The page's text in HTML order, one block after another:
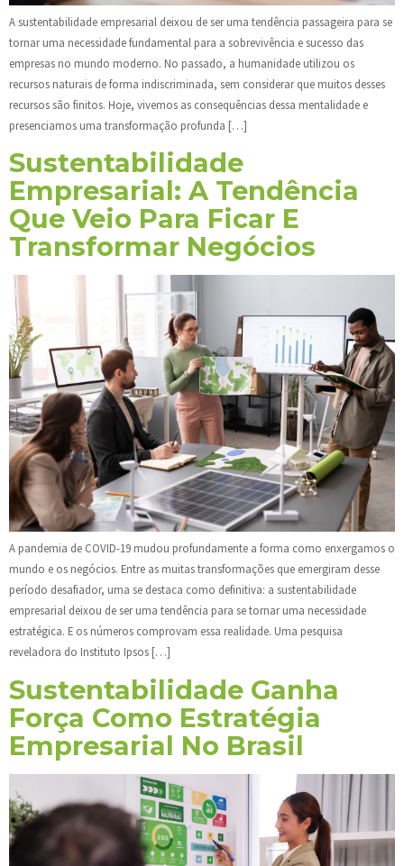
A sustentabilidade empresarial deixou de ser uma tendência passageira para se
tornar uma necessidade fundamental para a sobrevivência e sucesso das
empresas no mundo moderno. No passado, a humanidade utilizou os
recursos naturais de forma indiscriminada, sem considerar que muitos desses
recursos são finitos. Hoje, vivemos as consequências dessa mentalidade e
presenciamos uma transformação profunda […]
Sustentabilidade
Empresarial: A Tendência
Que Veio Para Ficar E
Transformar Negócios
A pandemia de COVID-19 mudou profundamente a forma como enxergamos o
mundo e os negócios. Entre as muitas transformações que emergiram desse
período desafiador, uma se destaca como definitiva: a sustentabilidade
empresarial deixou de ser uma tendência para se tornar uma necessidade
estratégica. E os números comprovam essa realidade. Uma pesquisa
reveladora do Instituto Ipsos […]
Sustentabilidade Ganha
Força Como Estratégia
Empresarial No Brasil